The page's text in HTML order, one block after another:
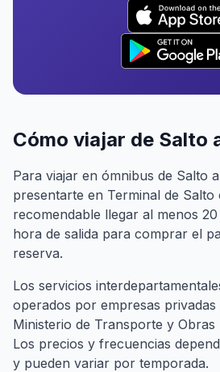
Cómo viajar de Salto
Para viajar en ómnibus de Salto
presentarte en Terminal de Salto
recomendable llegar al menos
hora de salida para comprar el
reserva.
Los servicios
operados por empresas
Ministerio de Transporte y Obras
Los precios y frecuencias
y pueden variar por temporada.